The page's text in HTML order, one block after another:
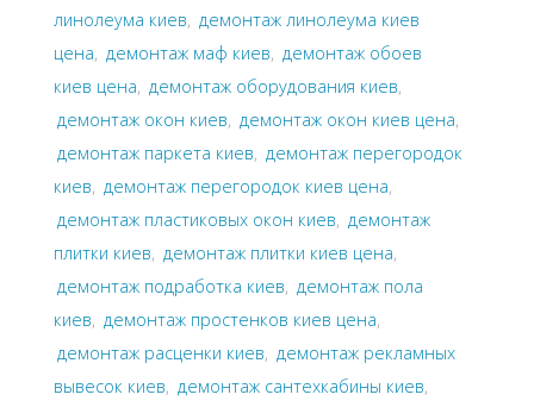
линолеума киев, демонтаж линолеума киев
цена, демонтаж маф киев, демонтаж обоев
киев цена, демонтаж оборудования киев,
демонтаж окон киев, демонтаж окон киев цена,
демонтаж паркета киев, демонтаж перегородок
киев, демонтаж перегородок киев цена,
демонтаж пластиковых окон киев, демонтаж
плитки киев, демонтаж плитки киев цена,
демонтаж подработка киев, демонтаж пола
киев, демонтаж простенков киев цена,
демонтаж расценки киев, демонтаж рекламных
вывесок киев, демонтаж сантехкабины киев,